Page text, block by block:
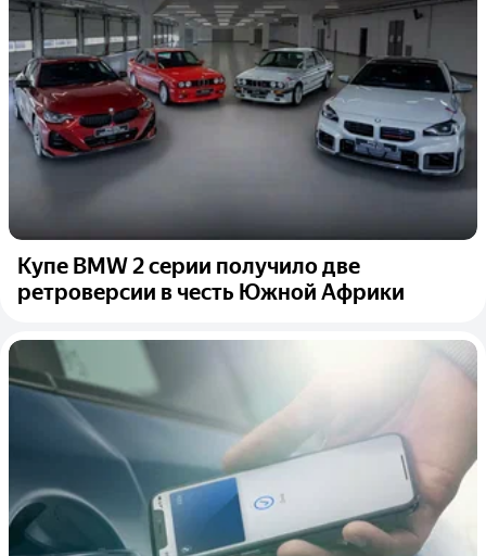
Купе BMW 2 серии получило две
ретроверсии в честь Южной Африки